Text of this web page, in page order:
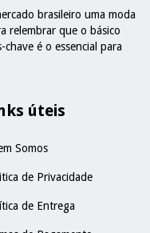
brasileiro uma moda
relembrar que o básico
é o essencial para
úteis
Somos
de Privacidade
de Entrega